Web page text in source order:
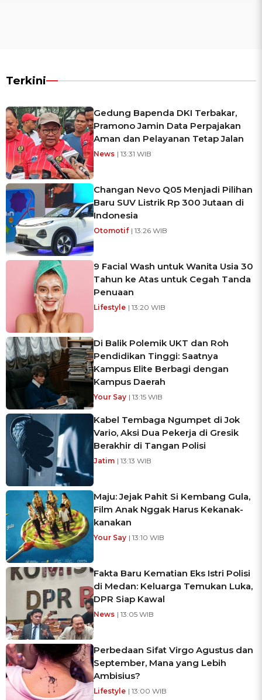
Terkini
Gedung Bapenda DKI Terbakar,
Pramono Jamin Data Perpajakan
Aman dan Pelayanan Tetap Jalan
News | 13:31 WIB
Changan Nevo Q05 Menjadi Pilihan
Baru SUV Listrik Rp 300 Jutaan di
Indonesia
Otomotif | 13:26 WIB
9 Facial Wash untuk Wanita Usia 30
Tahun ke Atas untuk Cegah Tanda
Penuaan
Lifestyle | 13:20 WIB
Di Balik Polemik UKT dan Roh
Pendidikan Tinggi: Saatnya
Kampus Elite Berbagi dengan
Kampus Daerah
Your Say | 13:15 WIB
Kabel Tembaga Ngumpet di Jok
Vario, Aksi Dua Pekerja di Gresik
Berakhir di Tangan Polisi
Jatim | 13:13 WIB
Maju: Jejak Pahit Si Kembang Gula,
Film Anak Nggak Harus Kekanak-
kanakan
Your Say | 13:10 WIB
Fakta Baru Kematian Eks Istri Polisi
di Medan: Keluarga Temukan Luka,
DPR Siap Kawal
News | 13:05 WIB
Perbedaan Sifat Virgo Agustus dan
September, Mana yang Lebih
Ambisius?
Lifestyle | 13:00 WIB